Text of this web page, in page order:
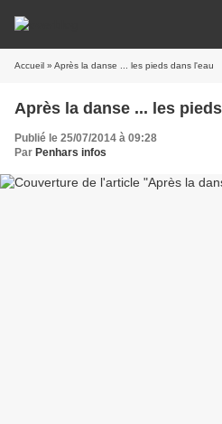
Accueil » Après la danse ... les pieds dans l'eau
Après la danse ... les
Publié le 25/07/2014 à 09:28
Par Penhars infos